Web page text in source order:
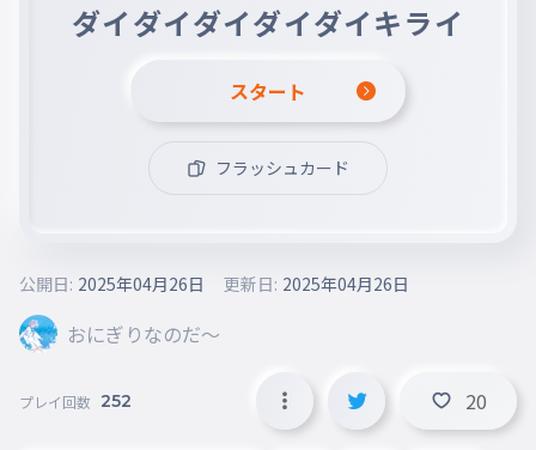
ダイダイダイダイダイキライ
スタート
フラッシュカード
おにぎりなのだ～
公開日: 2025年04月26日 更新日: 2025年04月26日
プレイ回数 252 20